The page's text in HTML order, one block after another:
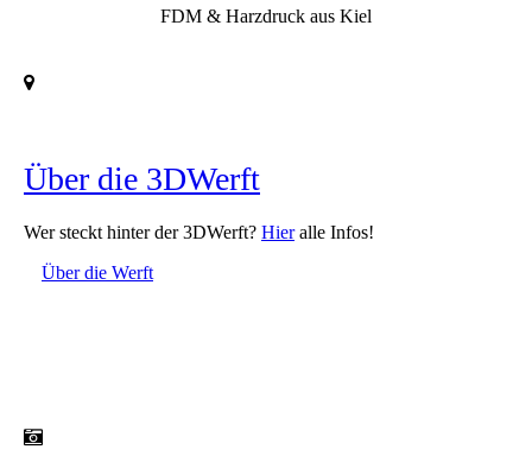
FDM & Harzdruck aus Kiel
Über die 3DWerft
Wer steckt hinter der 3DWerft? Hieralle Infos!
Über die Werft